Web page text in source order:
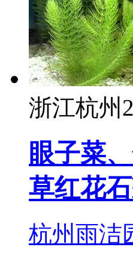
浙江杭州
眼子菜
草红花
杭州雨洁